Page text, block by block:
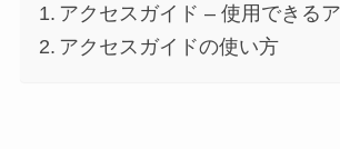
アクセスガイド – 使用できる
アクセスガイドの使い方